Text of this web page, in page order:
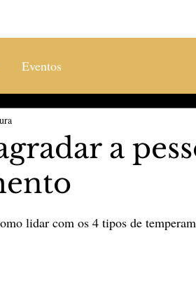
Eventos
Saúde & Bem Estar
São Paulo Negocio
a
lidar com os 4 tipos de